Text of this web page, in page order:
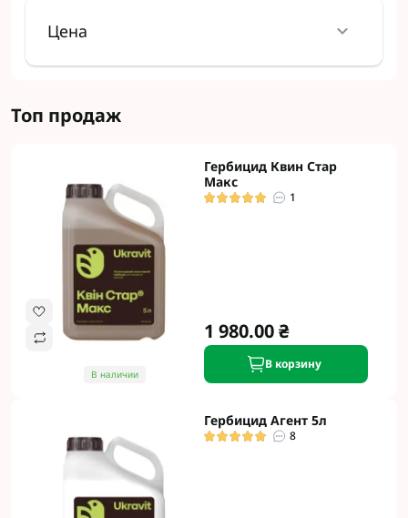
Цена
Топ продаж
В наличии
Гербицид Квин Стар
Макс
1
1 980.00 ₴
В корзину
Гербицид Агент 5л
8